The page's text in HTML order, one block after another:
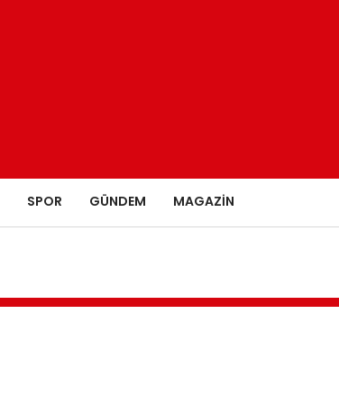
SPOR GÜNDEM MAGAZIN